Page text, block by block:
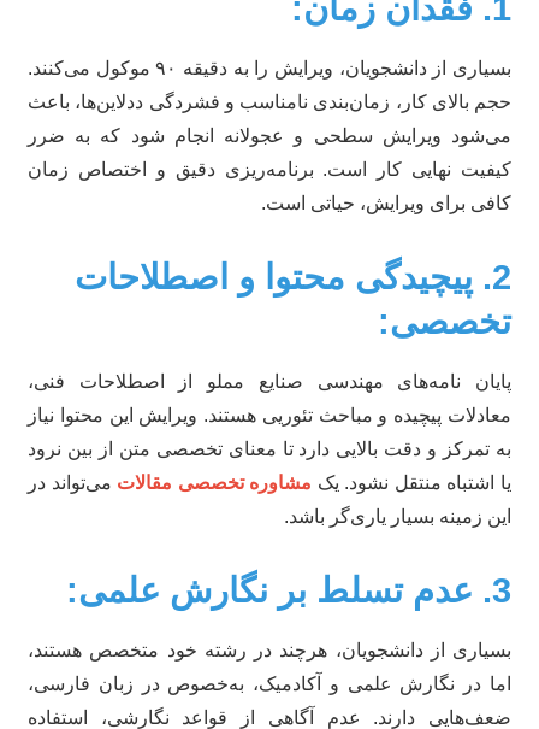
بسیاری از دانشجویان، ویرایش را به دقیقه ۹۰ موکول می‌کنند.
بالای کار، زمان‌بندی نامناسب و فشردگی ددلاین‌ها، باعث
ویرایش سطحی و عجولانه انجام شود که به ضرر
نهایی کار است. برنامه‌ریزی دقیق و اختصاص زمان
برای ویرایش، حیاتی است.
2. پیچیدگی محتوا و اصطلاحات
نامه‌های مهندسی صنایع مملو از اصطلاحات فنی،
پیچیده و مباحث تئوریی هستند. ویرایش این محتوا نیاز
تمرکز و دقت بالایی دارد تا معنای تخصصی متن از بین نرود
اشتباه منتقل نشود. یکمشاوره تخصصی مقالاتمی‌تواند در
زمینه بسیار یاری‌گر باشد.
از دانشجویان، هرچند در رشته خود متخصص هستند،
در نگارش علمی و آکادمیک، به‌خصوص در زبان فارسی،
دارند. عدم آگاهی از قواعد نگارشی، استفاده